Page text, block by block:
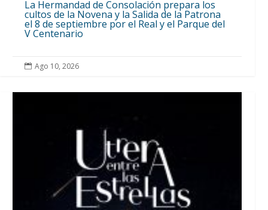
La Hermandad de Consolación prepara los
cultos de la Novena y la Salida de la Patrona
el 8 de septiembre por el Real y el Parque del
V Centenario
 Ago 10, 2026